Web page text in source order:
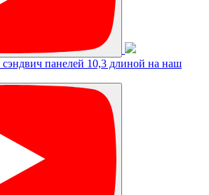
панелей 10,3 длиной на наш